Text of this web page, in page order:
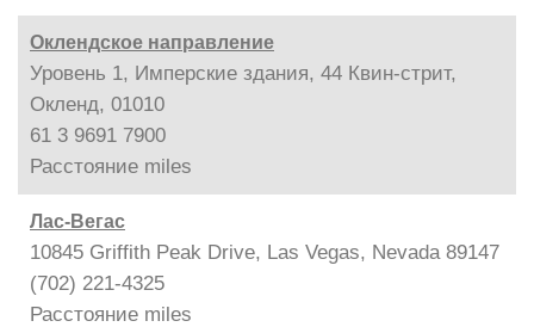
Оклендское направление
Уровень 1, Имперские здания, 44 Квин-стрит,
Окленд, 01010
61 3 9691 7900
Расстояние miles
Лас-Вегас
10845 Griffith Peak Drive, Las Vegas, Nevada 89147
(702) 221-4325
Расстояние miles